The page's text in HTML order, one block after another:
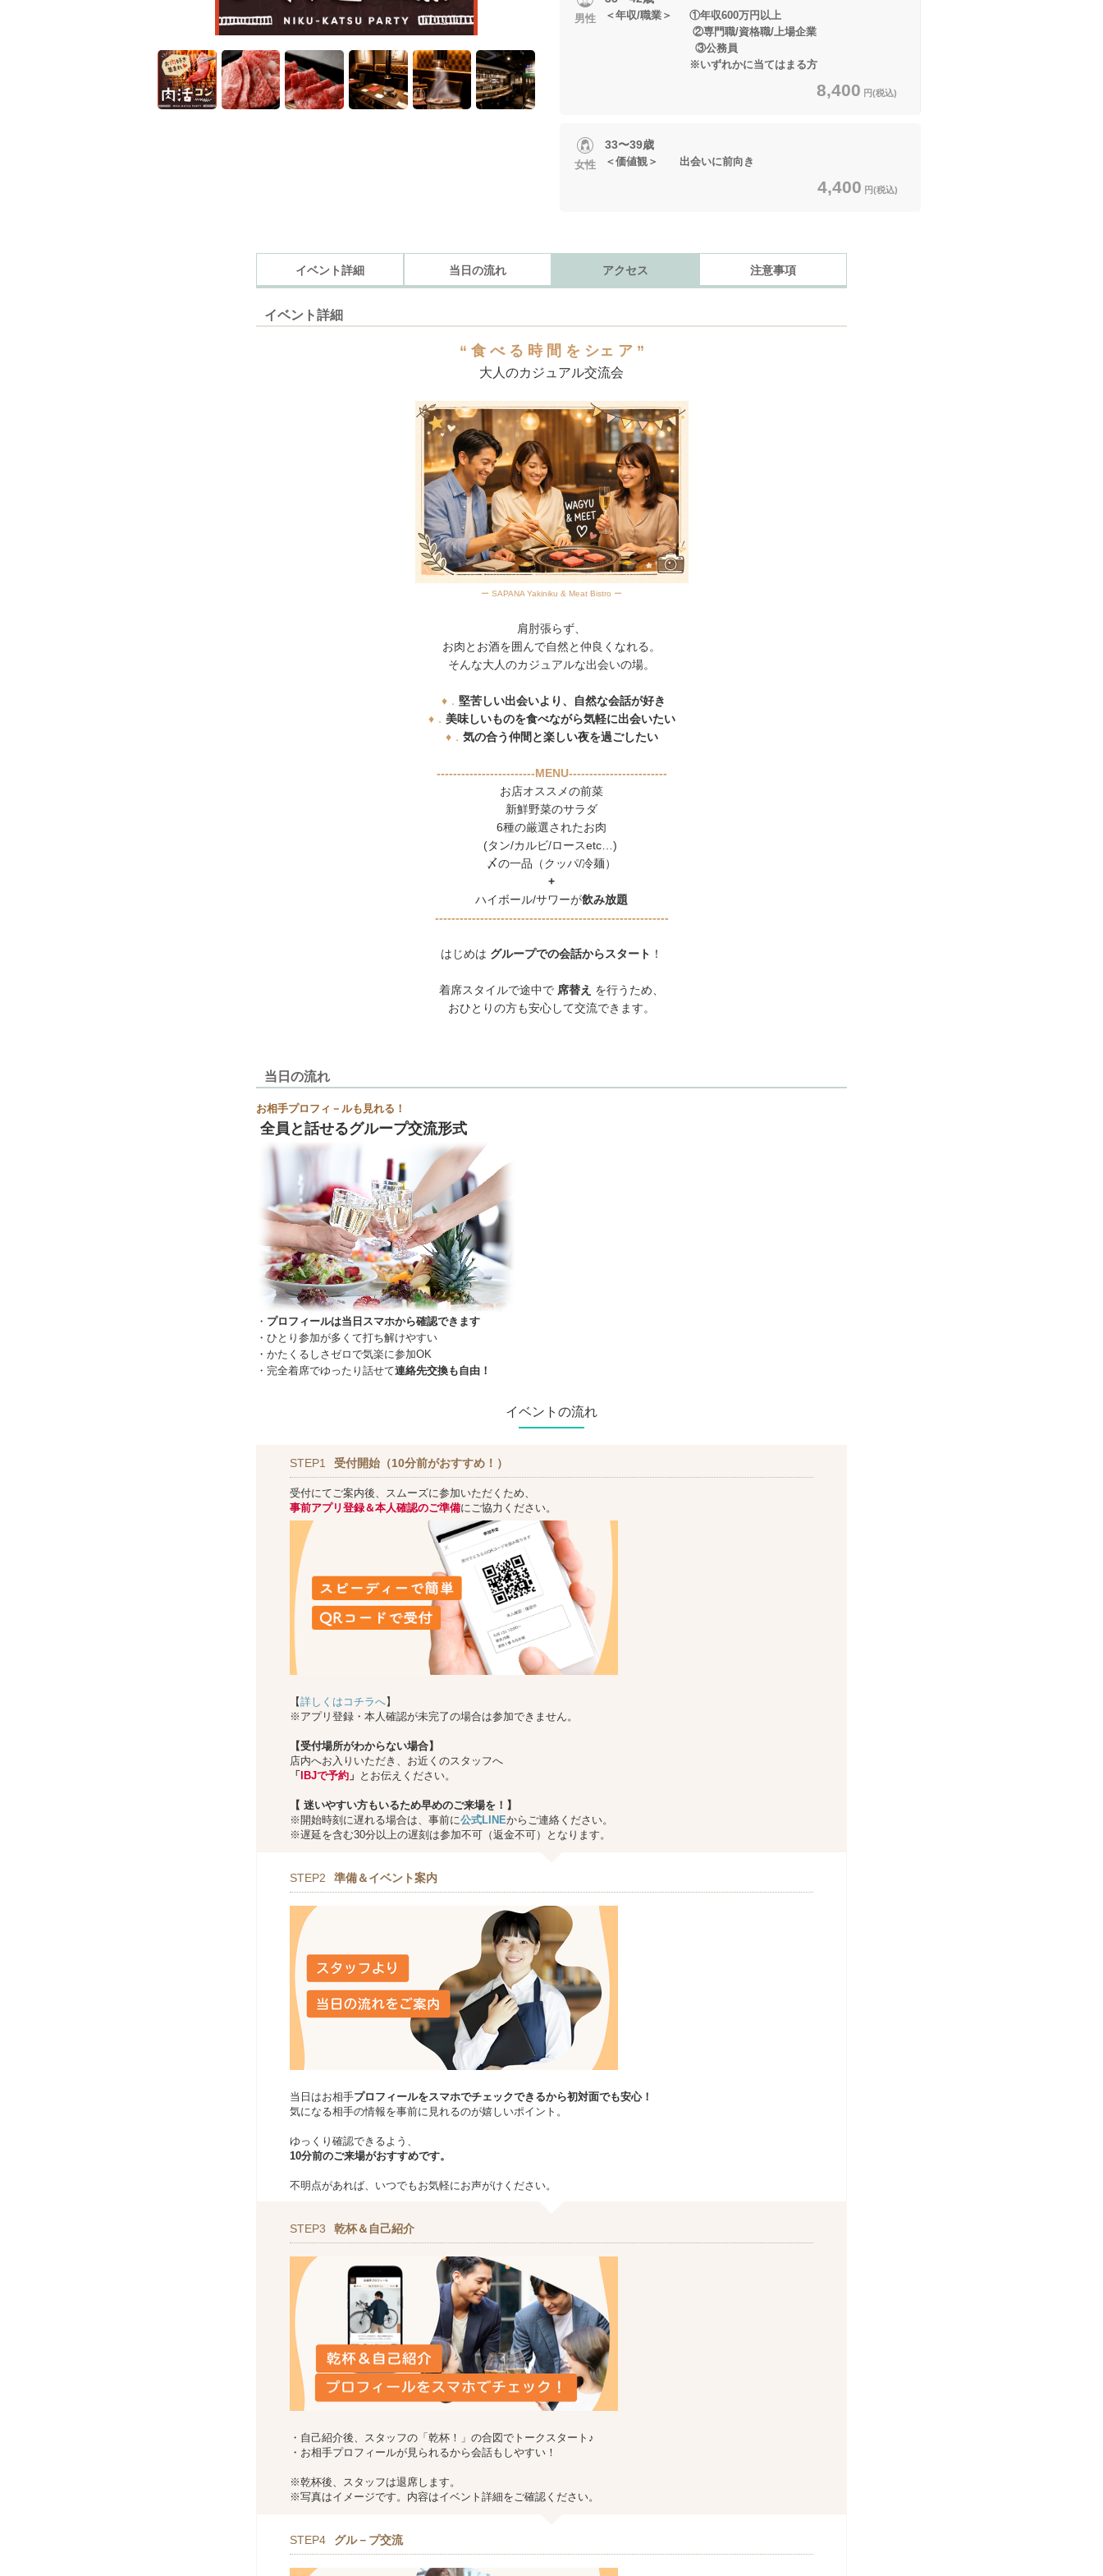
男性
＜年収/職業＞ ①年収600万円以上
②専門職/資格職/上場企業
③公務員
※いずれかに当てはまる方
8,400 円(税込)
女性
33〜39歳
＜価値観＞ 出会いに前向き
4,400 円(税込)
イベント詳細 当日の流れ アクセス 注意事項
イベント詳細
“ 食 べ る 時 間 を シェ ア ”
大人のカジュアル交流会
ー SAPANA Yakiniku & Meat Bistro ー
肩肘張らず、
お肉とお酒を囲んで自然と仲良くなれる。
そんな大人のカジュアルな出会いの場。
♦． 堅苦しい出会いより、自然な会話が好き
♦． 美味しいものを食べながら気軽に出会いたい
♦． 気の合う仲間と楽しい夜を過ごしたい
------------------------MENU------------------------
お店オススメの前菜
新鮮野菜のサラダ
6種の厳選されたお肉
(タン/カルビ/ロースetc…)
〆の一品（クッパ/冷麺）
+
ハイボール/サワーが飲み放題
---------------------------------------------------------
はじめは グループでの会話からスタート ！
着席スタイルで途中で 席替え を行うため、
おひとりの方も安心して交流できます。
当日の流れ
お相手プロフィ－ルも見れる！
全員と話せるグループ交流形式
・ プロフィールは当日スマホから確認できます
・ひとり参加が多くて打ち解けやすい
・かたくるしさゼロで気楽に参加OK
・完全着席でゆったり話せて連絡先交換も自由！
イベントの流れ
STEP1 受付開始（10分前がおすすめ！）
受付にてご案内後、スムーズに参加いただくため、
事前アプリ登録＆本人確認のご準備にご協力ください。
【詳しくはコチラへ】
※アプリ登録・本人確認が未完了の場合は参加できません。
【受付場所がわからない場合】
店内へお入りいただき、お近くのスタッフへ
「
IBJで予約 」 とお伝えください。
【 迷いやすい方もいるため早めのご来場を！】
※開始時刻に遅れる場合は、事前に公式LINEからご連絡ください。
※遅延を含む30分以上の遅刻は参加不可（返金不可）となります。
STEP2 準備＆イベント案内
当日はお相手プロフィールをスマホでチェックできるから初対面でも安心！
気になる相手の情報を事前に見れるのが嬉しいポイント。
ゆっくり確認できるよう、
10分前のご来場がおすすめです。
不明点があれば、いつでもお気軽にお声がけください。
STEP3 乾杯＆自己紹介
・自己紹介後、スタッフの「乾杯！」の合図でトークスタート♪
・お相手プロフィールが見られるから会話もしやすい！
※乾杯後、スタッフは退席します。
※写真はイメージです。内容はイベント詳細をご確認ください。
STEP4 グル－プ交流